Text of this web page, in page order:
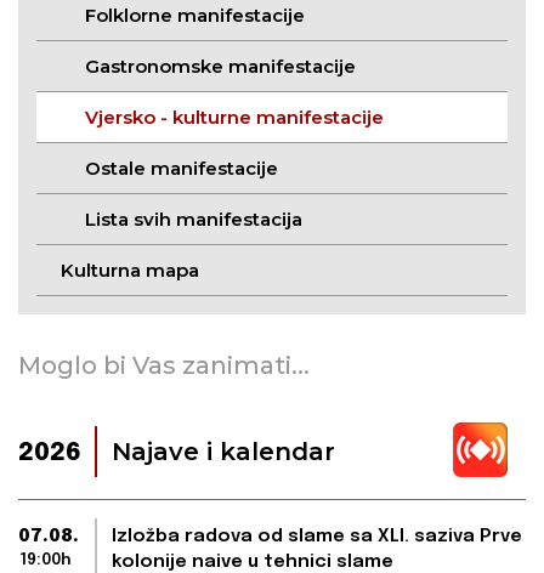
Folklorne manifestacije
Gastronomske manifestacije
Vjersko - kulturne manifestacije
Ostale manifestacije
Lista svih manifestacija
Kulturna mapa
Moglo bi Vas zanimati...
2026 Najave i kalendar
07.08.
19:00h
Izložba radova od slame sa XLI. saziva Prve
kolonije naive u tehnici slame